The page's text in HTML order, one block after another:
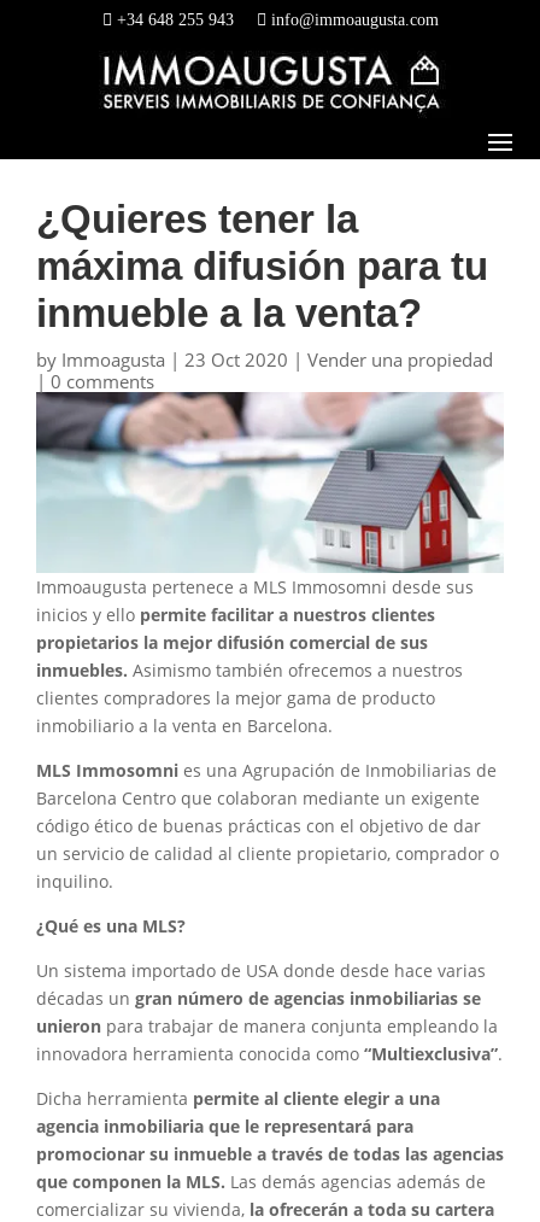
+34 648 255 943 info@immoaugusta.com
¿Quieres tener la
máxima difusión para tu
inmueble a la venta?
by Immoagusta | 23 Oct 2020 | Vender una propiedad
| 0 comments
Immoaugusta pertenece a MLS Immosomni desde sus
inicios y ello permite facilitar a nuestros clientes
propietarios la mejor difusión comercial de sus
inmuebles. Asimismo también ofrecemos a nuestros
clientes compradores la mejor gama de producto
inmobiliario a la venta en Barcelona.
MLS Immosomni es una Agrupación de Inmobiliarias de
Barcelona Centro que colaboran mediante un exigente
código ético de buenas prácticas con el objetivo de dar
un servicio de calidad al cliente propietario, comprador o
inquilino.
¿Qué es una MLS?
Un sistema importado de USA donde desde hace varias
décadas un gran número de agencias inmobiliarias se
unieron para trabajar de manera conjunta empleando la
innovadora herramienta conocida como “Multiexclusiva”.
Dicha herramienta permite al cliente elegir a una
agencia inmobiliaria que le representará para
promocionar su inmueble a través de todas las agencias
que componen la MLS. Las demás agencias además de
comercializar su vivienda, la ofrecerán a toda su cartera